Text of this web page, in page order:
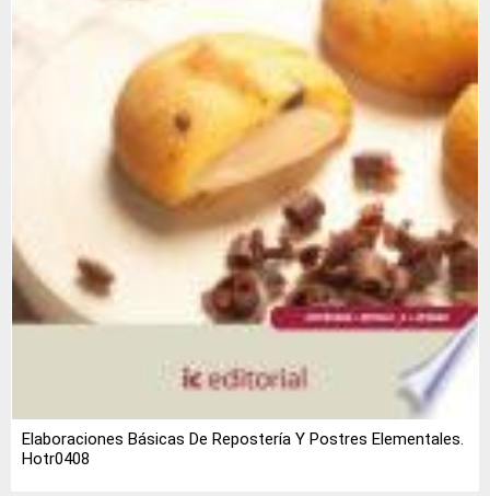
Elaboraciones Básicas De Repostería Y Postres Elementales.
Hotr0408